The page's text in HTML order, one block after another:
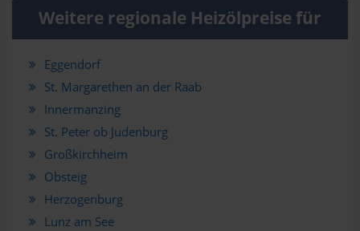
Weitere regionale Heizölpreise für
Eggendorf
St. Margarethen an der Raab
Innermanzing
St. Peter ob Judenburg
Großkirchheim
Obsteig
Herzogenburg
Lunz am See